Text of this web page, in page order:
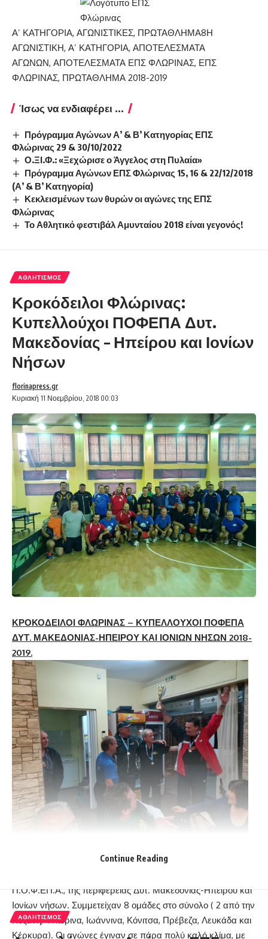
ΚΑΤΗΓΟΡΙΕΣ
Α’ ΚΑΤΗΓΟΡΙΑ, ΑΓΩΝΙΣΤΙΚΕΣ, ΠΡΩΤΑΘΛΗΜΑΕΤΙΚΕΤΕΣ
8Η
ΑΓΩΝΙΣΤΙΚΗ, Α’ ΚΑΤΗΓΟΡΙΑ, ΑΠΟΤΕΛΕΣΜΑΤΑ
ΑΓΩΝΩΝ, ΑΠΟΤΕΛΕΣΜΑΤΑ ΕΠΣ ΦΛΩΡΙΝΑΣ, ΕΠΣ
ΦΛΩΡΙΝΑΣ, ΠΡΩΤΑΘΛΗΜΑ 2018-2019
Ίσως να ενδιαφέρει ...
Πρόγραμμα Αγώνων Α’ & Β’ Κατηγορίας ΕΠΣ
Φλώρινας 29 & 30/10/2022
Ο.ΞΙ.Φ.: «Ξεχώρισε ο Άγγελος στη Πυλαία»
Πρόγραμμα Αγώνων ΕΠΣ Φλώρινας 15, 16 & 22/12/2018
(Α’ & Β’ Κατηγορία)
Κεκλεισμένων των θυρών οι αγώνες της ΕΠΣ
Φλώρινας
Το Αθλητικό φεστιβάλ Αμυνταίου 2018 είναι γεγονός!
ΑΘΛΗΤΙΣΜΌΣ
Κροκόδειλοι Φλώρινας:
Κυπελλούχοι ΠΟΦΕΠΑ Δυτ.
Μακεδονίας – Ηπείρου και Ιονίων
Νήσων
Κυριακή 11 Νοεμβρίου, 2018 00:03
florinapress.gr
ΚΡΟΚΟΔΕΙΛΟΙ ΦΛΩΡΙΝΑΣ – ΚΥΠΕΛΛΟΥΧΟΙ ΠΟΦΕΠΑ
ΔΥΤ. ΜΑΚΕΔΟΝΙΑΣ-ΗΠΕΙΡΟΥ ΚΑΙ ΙΟΝΙΩΝ ΝΗΣΩΝ 2018-
2019.
γυμναστήριο της Μεταμόρφωσης Ιωαννίνων, οι αγώνες
Π.Ο.Φ.ΕΠ.Α., της περιφέρειας Δυτ. Μακεδονίας-Ηπείρου και
Ιονίων νήσων. Συμμετείχαν 8 ομάδες στο σύνολο ( 2 από την
Κοζάνη, Φλώρινα, Ιωάννινα, Κόνιτσα, Πρέβεζα, Λευκάδα και
Κέρκυρα). Οι αγώνες έγιναν σε πάρα πολύ καλό κλίμα, με
Continue Reading
ΑΘΛΗΤΙΣΜΌΣ